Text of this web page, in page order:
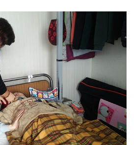
U
R
공
기
기
경
하
기
기
변
경
하